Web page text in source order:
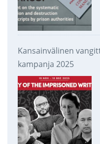
Kansainvälinen
kampanja 2025